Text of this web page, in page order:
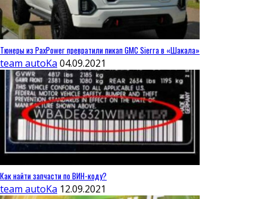
Тюнеры из PaxPower превратили пикап GMC Sierra в «Шакала»
team autoKa 04.09.2021
Как найти запчасти по ВИН-коду?
team autoKa 12.09.2021